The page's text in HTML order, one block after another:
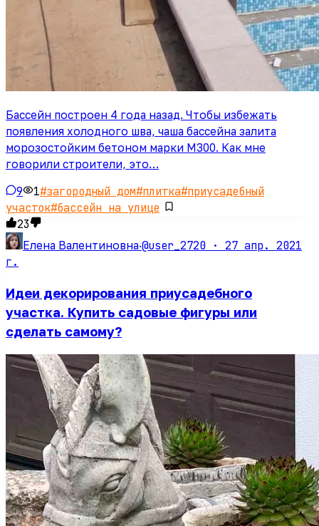
Бассейн построен 4 года назад. Чтобы избежать
появления холодного шва, чаша бассейна залита
морозостойким бетоном марки М300. Как мне
говорили строители, это…
9 1#загородный дом#плитка#приусадебный
участок#бассейн на улице
23
Елена Валентиновна·@user_2720 · 27 апр. 2021
г.
Идеи декорирования приусадебного
участка. Купить садовые фигуры или
сделать самому?